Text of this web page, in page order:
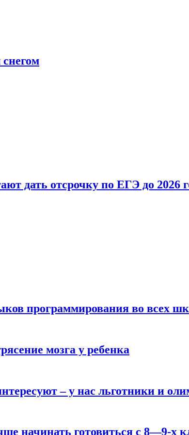
дать отсрочку по ЕГЭ до 2026
программирования во всех
мозга у ребенка
– у нас льготники и
начинать готовиться с 8—9-х